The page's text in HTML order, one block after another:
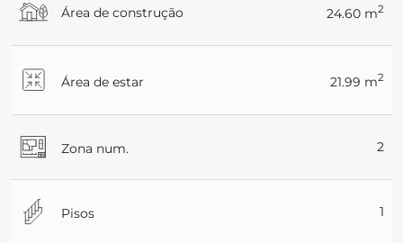
Área de construção 24.60 m2
Área de estar 21.99 m2
Zona num. 2
Pisos 1